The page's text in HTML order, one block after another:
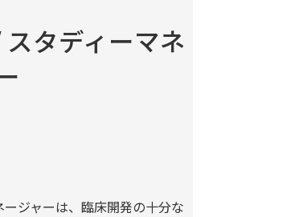
タディーマネ
ジャーは、臨床開発の十分な